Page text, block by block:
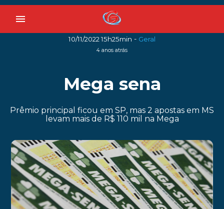
menu
10/11/2022 15h25min - Geral
4 anos atrás
Mega sena
Prêmio principal ficou em SP, mas 2 apostas em MS
levam mais de R$ 110 mil na Mega